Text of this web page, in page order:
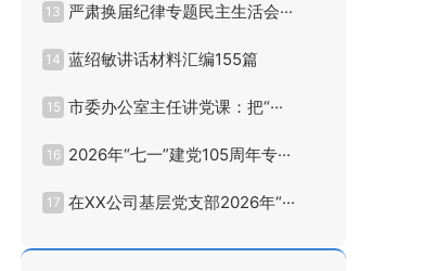
13 严肃换届纪律专题民主生活会···
14 蓝绍敏讲话材料汇编155篇
15 市委办公室主任讲党课：把“···
16 2026年“七一”建党105周年专···
17 在XX公司基层党支部2026年“···